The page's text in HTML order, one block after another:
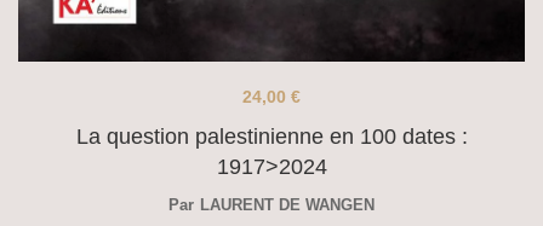
La question palestinienne en 100 dates :
1917>2024
24,00 €
Par LAURENT DE WANGEN